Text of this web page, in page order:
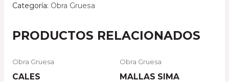
Categoría: Obra Gruesa
PRODUCTOS RELACIONADOS
Obra Gruesa
CALES
Obra Gruesa
MALLAS SIMA